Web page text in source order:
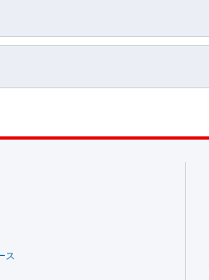
ス